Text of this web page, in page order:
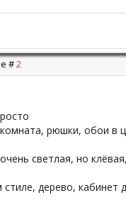
#2
рюшки, обои в
светлая, но
стиле, дерево,